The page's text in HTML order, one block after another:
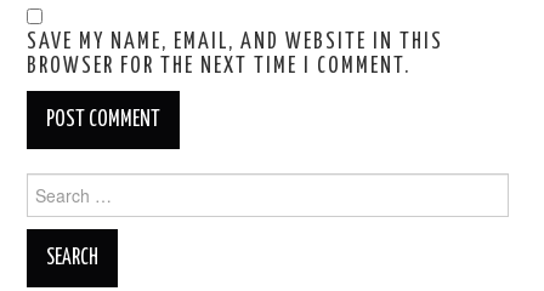
SAVE MY NAME, EMAIL, AND WEBSITE IN THIS
BROWSER FOR THE NEXT TIME I COMMENT.
for: